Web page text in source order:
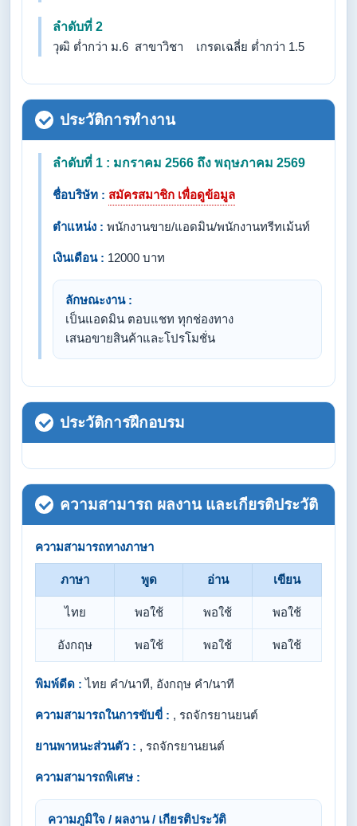
ลำดับที่ 2
วุฒิ ต่ำกว่า ม.6 สาขาวิชา เกรดเฉลี่ย ต่ำกว่า 1.5
ประวัติการทำงาน
ลำดับที่ 1 : มกราคม 2566 ถึง พฤษภาคม 2569
ชื่อบริษัท : สมัครสมาชิก เพื่อดูข้อมูล
ตำแหน่ง : พนักงานขาย/แอดมิน/พนักงานทรีทเม้นท์
เงินเดือน : 12000 บาท
ลักษณะงาน :
เป็นแอดมิน ตอบแชท ทุกช่องทาง
เสนอขายสินค้าและโปรโมชั่น
ประวัติการฝึกอบรม
ความสามารถ ผลงาน และเกียรติประวัติ
ความสามารถทางภาษา
ภาษา พูด อ่าน เขียน
ไทย พอใช้ พอใช้ พอใช้
อังกฤษ พอใช้ พอใช้ พอใช้
พิมพ์ดีด : ไทย คำ/นาที, อังกฤษ คำ/นาที
ความสามารถในการขับขี่ : , รถจักรยานยนต์
ยานพาหนะส่วนตัว : , รถจักรยานยนต์
ความสามารถพิเศษ :
ความภูมิใจ / ผลงาน / เกียรติประวัติ